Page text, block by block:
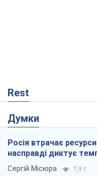
Rest
Думки
Росія втрачає
насправді диктує
Сергій Місюра 7,9 т.